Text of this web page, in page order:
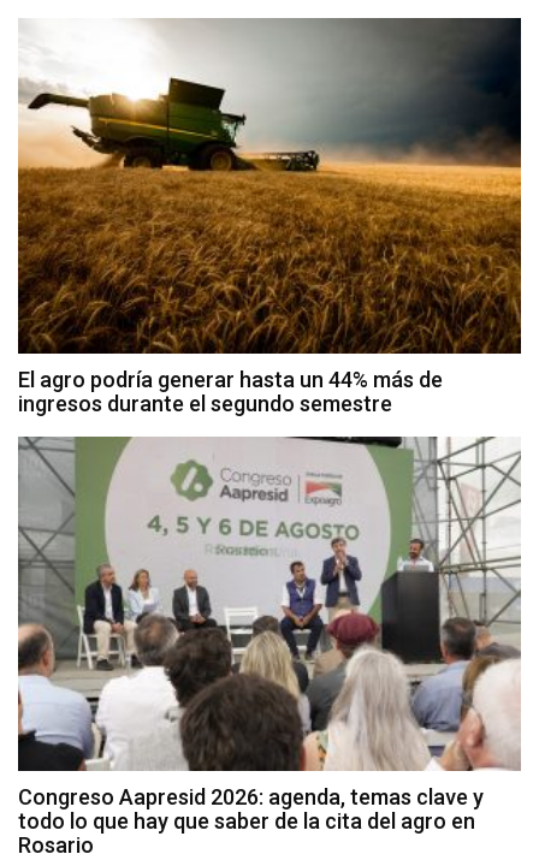
El agro podría generar hasta un 44% más de
ingresos durante el segundo semestre
Congreso Aapresid 2026: agenda, temas clave y
todo lo que hay que saber de la cita del agro en
Rosario